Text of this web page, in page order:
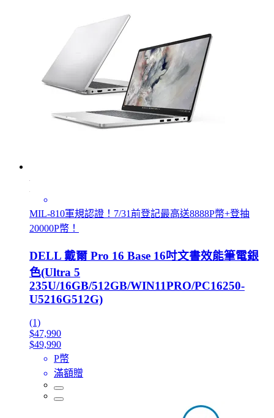
MIL-810軍規認證！7/31前登記最高送8888P幣+登抽
20000P幣！
DELL 戴爾 Pro 16 Base 16吋文書效能筆電銀
色(Ultra 5
235U/16GB/512GB/WIN11PRO/PC16250-
U5216G512G)
(1)
$47,990
$49,990
P幣
滿額贈